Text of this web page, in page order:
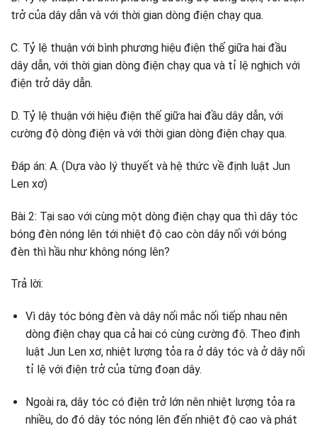
trở của dây dẫn và với thời gian dòng điện chạy qua.
C. Tỷ lệ thuận với bình phương hiệu điện thế giữa hai đầu
dây dẫn, với thời gian dòng điện chạy qua và tỉ lệ nghịch với
điện trở dây dẫn.
D. Tỷ lệ thuận với hiệu điện thế giữa hai đầu dây dẫn, với
cường độ dòng điện và với thời gian dòng điện chạy qua.
Đáp án: A. (Dựa vào lý thuyết và hệ thức về định luật Jun
Len xơ)
Bài 2: Tại sao với cùng một dòng điện chạy qua thì dây tóc
bóng đèn nóng lên tới nhiệt độ cao còn dây nối với bóng
đèn thì hầu như không nóng lên?
Trả lời:
Vì dây tóc bóng đèn và dây nối mắc nối tiếp nhau nên
dòng điện chạy qua cả hai có cùng cường độ. Theo định
luật Jun Len xơ, nhiệt lượng tỏa ra ở dây tóc và ở dây nối
tỉ lệ với điện trở của từng đoạn dây.
Ngoài ra, dây tóc có điện trở lớn nên nhiệt lượng tỏa ra
nhiều, do đó dây tóc nóng lên đến nhiệt độ cao và phát